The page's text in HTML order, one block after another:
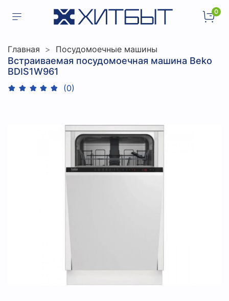
0
Главная Посудомоечные машины
Встраиваемая посудомоечная машина Beko
BDIS1W961
(0)